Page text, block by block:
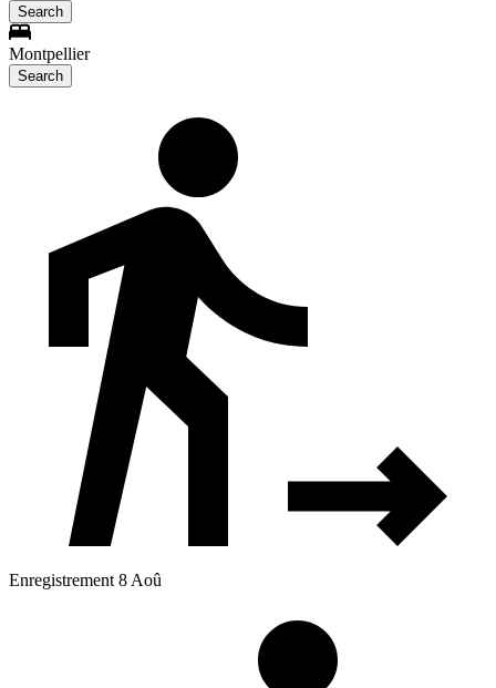
Search
Montpellier
Search
Enregistrement 8 Aoû